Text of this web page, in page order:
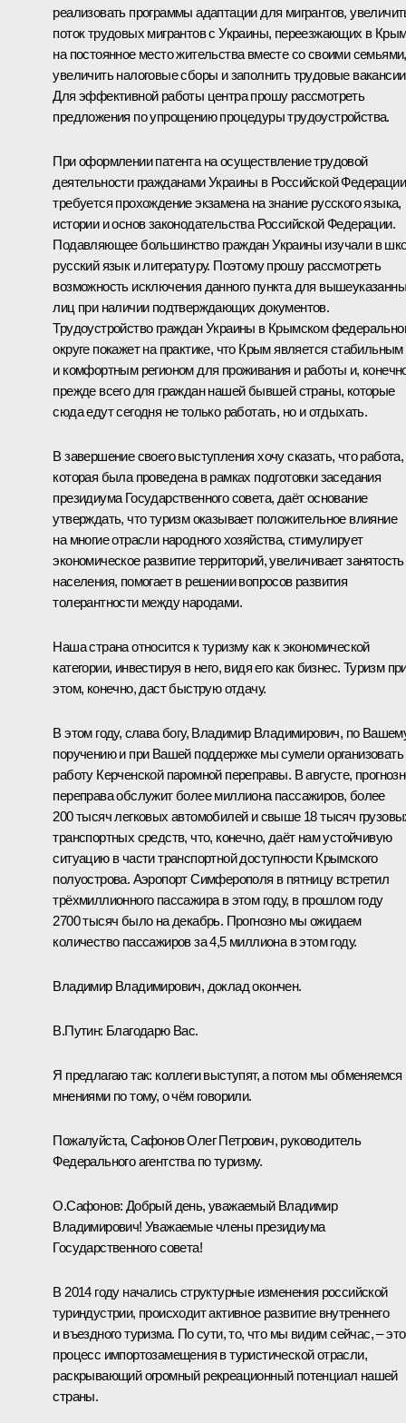
реализовать программы адаптации для мигрантов,
поток трудовых мигрантов с Украины, переезжающих в
на постоянное место жительства вместе со своими семьями,
увеличить налоговые сборы и заполнить трудовые
Для эффективной работы центра прошу рассмотреть
предложения по упрощению процедуры трудоустройства.
При оформлении патента на осуществление трудовой
деятельности гражданами Украины в Российской Федерации
требуется прохождение экзамена на знание русского языка,
истории и основ законодательства Российской Федерации.
Подавляющее большинство граждан Украины изучали в
русский язык и литературу. Поэтому прошу рассмотреть
возможность исключения данного пункта для
лиц при наличии подтверждающих документов.
Трудоустройство граждан Украины в Крымском
округе покажет на практике, что Крым является стабильным
и комфортным регионом для проживания и работы и,
прежде всего для граждан нашей бывшей страны, которые
сюда едут сегодня не только работать, но и отдыхать.
В завершение своего выступления хочу сказать, что работа,
которая была проведена в рамках подготовки заседания
президиума Государственного совета, даёт основание
утверждать, что туризм оказывает положительное влияние
на многие отрасли народного хозяйства, стимулирует
экономическое развитие территорий, увеличивает занятость
населения, помогает в решении вопросов развития
толерантности между народами.
Наша страна относится к туризму как к экономической
категории, инвестируя в него, видя его как бизнес. Туризм
этом, конечно, даст быструю отдачу.
В этом году, слава богу, Владимир Владимирович, по
поручению и при Вашей поддержке мы сумели организовать
работу Керченской паромной переправы. В августе,
переправа обслужит более миллиона пассажиров, более
200 тысяч легковых автомобилей и свыше 18 тысяч
транспортных средств, что, конечно, даёт нам устойчивую
ситуацию в части транспортной доступности Крымского
полуострова. Аэропорт Симферополя в пятницу встретил
трёхмиллионного пассажира в этом году, в прошлом году
2700 тысяч было на декабрь. Прогнозно мы ожидаем
количество пассажиров за 4,5 миллиона в этом году.
Владимир Владимирович, доклад окончен.
В.Путин: Благодарю Вас.
Я предлагаю так: коллеги выступят, а потом мы обменяемся
мнениями по тому, о чём говорили.
Пожалуйста, Сафонов Олег Петрович, руководитель
Федерального агентства по туризму.
О.Сафонов: Добрый день, уважаемый Владимир
Владимирович! Уважаемые члены президиума
Государственного совета!
В 2014 году начались структурные изменения российской
туриндустрии, происходит активное развитие внутреннего
и въездного туризма. По сути, то, что мы видим сейчас, – это
процесс импортозамещения в туристической отрасли,
раскрывающий огромный рекреационный потенциал нашей
страны.